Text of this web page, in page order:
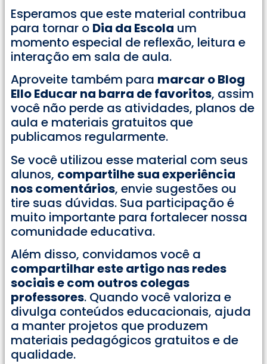
Esperamos que este material contribua
para tornar o Dia da Escola um
momento especial de reflexão, leitura e
interação em sala de aula.
Aproveite também para marcar o Blog
Ello Educar na barra de favoritos, assim
você não perde as atividades, planos de
aula e materiais gratuitos que
publicamos regularmente.
Se você utilizou esse material com seus
alunos, compartilhe sua experiência
nos comentários, envie sugestões ou
tire suas dúvidas. Sua participação é
muito importante para fortalecer nossa
comunidade educativa.
Além disso, convidamos você a
compartilhar este artigo nas redes
sociais e com outros colegas
professores. Quando você valoriza e
divulga conteúdos educacionais, ajuda
a manter projetos que produzem
materiais pedagógicos gratuitos e de
qualidade.